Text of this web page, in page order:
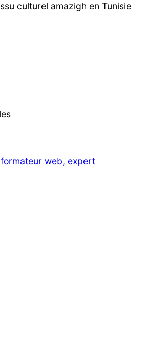
culturel amazigh en Tunisie
web, expert